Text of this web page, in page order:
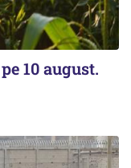
10 august.